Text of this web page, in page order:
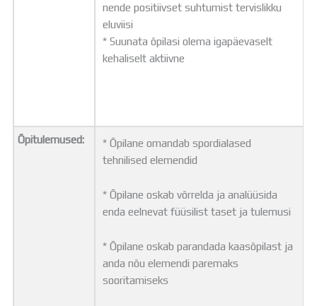
nende positiivset suhtumist tervislikku
eluviisi
* Suunata õpilasi olema igapäevaselt
kehaliselt aktiivne
Õpitulemused:
* Õpilane omandab spordialased
tehnilised elemendid
* Õpilane oskab võrrelda ja analüüsida
enda eelnevat füüsilist taset ja tulemusi
* Õpilane oskab parandada kaasõpilast ja
anda nõu elemendi paremaks
sooritamiseks